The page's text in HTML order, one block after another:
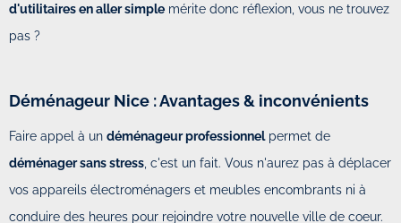
d'utilitaires en aller simple mérite donc réflexion, vous ne trouvez
pas ?
Déménageur Nice : Avantages & inconvénients
Faire appel à un déménageur professionnelpermet de
déménager sans stress , c'est un fait. Vous n'aurez pas à déplacer
vos appareils électroménagers et meubles encombrants ni à
conduire des heures pour rejoindre votre nouvelle ville de coeur.